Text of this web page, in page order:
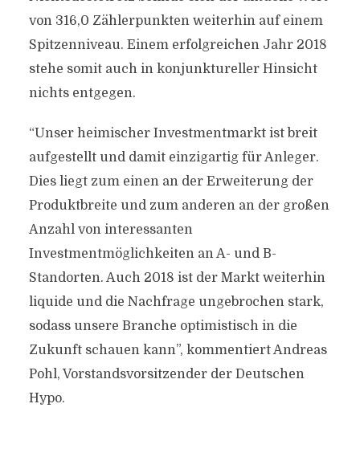
von 316,0 Zählerpunkten weiterhin auf einem
Spitzenniveau. Einem erfolgreichen Jahr 2018
stehe somit auch in konjunktureller Hinsicht
nichts entgegen.
“Unser heimischer Investmentmarkt ist breit
aufgestellt und damit einzigartig für Anleger.
Dies liegt zum einen an der Erweiterung der
Produktbreite und zum anderen an der großen
Anzahl von interessanten
Investmentmöglichkeiten an A- und B-
Standorten. Auch 2018 ist der Markt weiterhin
liquide und die Nachfrage ungebrochen stark,
sodass unsere Branche optimistisch in die
Zukunft schauen kann”, kommentiert Andreas
Pohl, Vorstandsvorsitzender der Deutschen
Hypo.